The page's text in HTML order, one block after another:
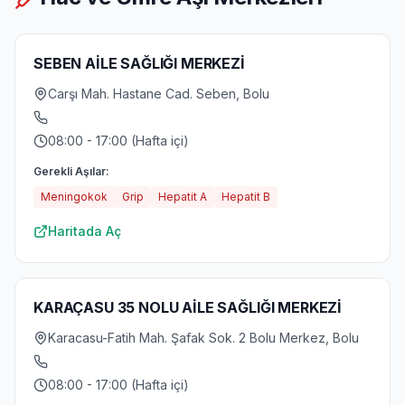
SEBEN AİLE SAĞLIĞI MERKEZİ
Carşı Mah. Hastane Cad. Seben, Bolu
08:00 - 17:00 (Hafta içi)
Gerekli Aşılar:
Meningokok
Grip Hepatit A Hepatit B
Haritada Aç
KARAÇASU 35 NOLU AİLE SAĞLIĞI MERKEZİ
Karacasu-Fatih Mah. Şafak Sok. 2 Bolu Merkez, Bolu
08:00 - 17:00 (Hafta içi)